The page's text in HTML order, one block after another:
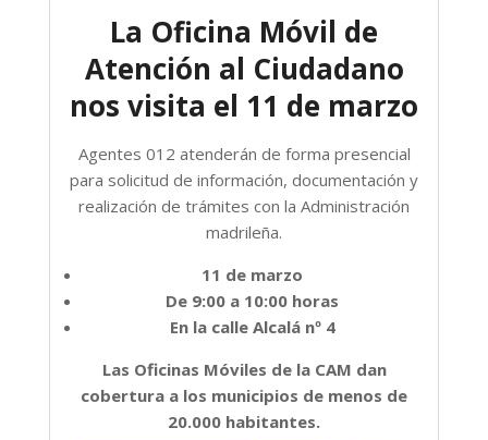
La Oficina Móvil de
Atención al Ciudadano
nos visita el 11 de marzo
Agentes 012 atenderán de forma presencial
para solicitud de información, documentación y
realización de trámites con la Administración
madrileña.
11 de marzo
De 9:00 a 10:00 horas
En la calle Alcalá nº 4
Las Oficinas Móviles de la CAM dan
cobertura a los municipios de menos de
20.000 habitantes.